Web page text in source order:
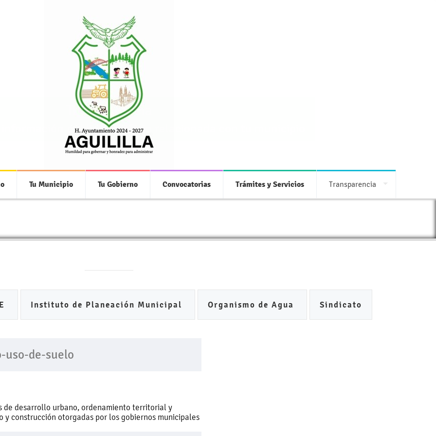
Tu Municipio Tu Gobierno Convocatorias Trámites y Servicios Transparencia
Transparencia
información pública de oficio relacionada con tu municipio
Instituto de Planeación Municipal Organismo de Agua
Sindicato
uso-de-suelo
desarrollo urbano, ordenamiento territorial y
y construcción otorgadas por los gobiernos municipales